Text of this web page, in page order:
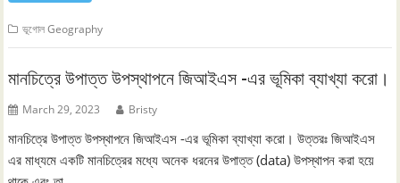
ভূগোল Geography
মানচিত্রে উপাত্ত উপস্থাপনে জিআইএস -এর ভূমিকা ব্যাখ্যা করো।
March 29, 2023 Bristy
মানচিত্রে উপাত্ত উপস্থাপনে জিআইএস -এর ভূমিকা ব্যাখ্যা করো। উত্তরঃ জিআইএস
এর মাধ্যমে একটি মানচিত্রের মধ্যে অনেক ধরনের উপাত্ত (data) উপস্থাপন করা হয়ে